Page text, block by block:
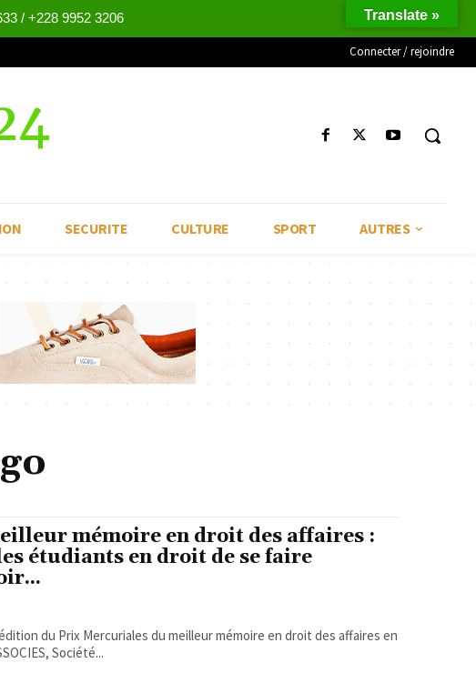
/ +228 9952 3206
Connecter / rejoindre
SECURITE CULTURE SPORT AUTRES
mémoire en droit des affaires :
étudiants en droit de se faire
du Prix Mercuriales du meilleur mémoire en droit des affaires en
Société...
Translate »